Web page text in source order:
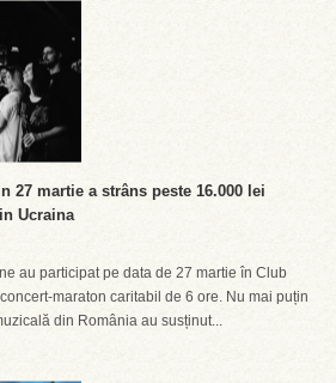
27 martie a strâns peste 16.000 lei
Ucraina
au participat pe data de 27 martie în Club
maraton caritabil de 6 ore. Nu mai puțin
din România au susținut...